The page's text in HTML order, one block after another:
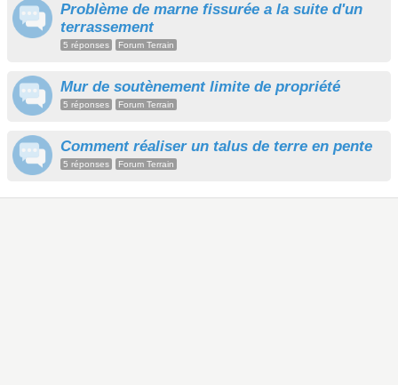
Problème de marne fissurée a la suite d'un
terrassement
5 réponses Forum Terrain
Mur de soutènement limite de propriété
5 réponses Forum Terrain
Comment réaliser un talus de terre en pente
5 réponses Forum Terrain